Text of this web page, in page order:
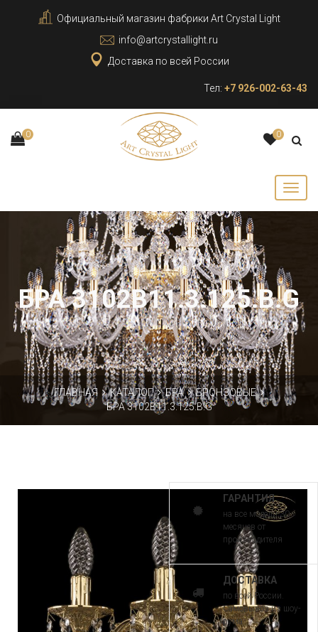
Официальный магазин фабрики Art Crystal Light
info@artcrystallight.ru
Доставка по всей России
Тел: +7 926-002-63-43
0 0
БРА 3102B11.3.125.B.G
ГЛАВНАЯ КАТАЛОГ БРА
БРОНЗОВЫЕ
БРА 3102B11.3.125.B.G
ГАРАНТИЯ
на все модели 30
месяцев от
производителя
ДОСТАВКА
по всей России.
Самовывоз из шоу-
рума